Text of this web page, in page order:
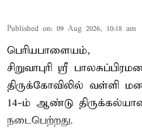
Published on: 09 Aug 2026, 10:18 am
பெரியபாளையம்,
சிறுவாபுரி ஸ்ரீ
திருக்கோவிலில் வள்ளி
14-ம் ஆண்டு
நடைபெற்றது.